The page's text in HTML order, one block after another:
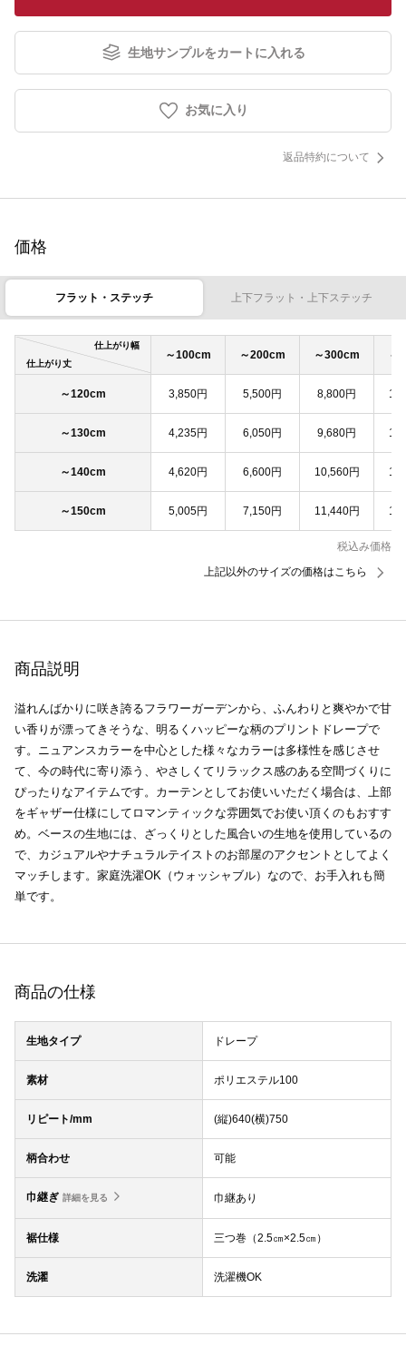
生地サンプルをカートに入れる
お気に入り
返品特約について
価格
フラット・ステッチ 上下フラット・上下ステッチ
仕上がり幅
仕上がり丈
～100cm ～200cm ～300cm ～
～120cm 3,850円 5,500円 8,800円
～130cm 4,235円 6,050円 9,680円
～140cm 4,620円 6,600円 10,560円
～150cm 5,005円 7,150円 11,440円
税込み価格
上記以外のサイズの価格はこちら
商品説明
溢れんばかりに咲き誇るフラワーガーデンから、ふんわりと爽やかで甘
い香りが漂ってきそうな、明るくハッピーな柄のプリントドレープで
す。ニュアンスカラーを中心とした様々なカラーは多様性を感じさせ
て、今の時代に寄り添う、やさしくてリラックス感のある空間づくりに
ぴったりなアイテムです。カーテンとしてお使いいただく場合は、上部
をギャザー仕様にしてロマンティックな雰囲気でお使い頂くのもおすす
め。ベースの生地には、ざっくりとした風合いの生地を使用しているの
で、カジュアルやナチュラルテイストのお部屋のアクセントとしてよく
マッチします。家庭洗濯OK（ウォッシャブル）なので、お手入れも簡
単です。
商品の仕様
生地タイプ ドレープ
素材 ポリエステル100
リピート/mm (縦)640(横)750
柄合わせ 可能
巾継ぎ 詳細を見る 巾継あり
裾仕様 三つ巻（2.5㎝×2.5㎝）
洗濯 洗濯機OK